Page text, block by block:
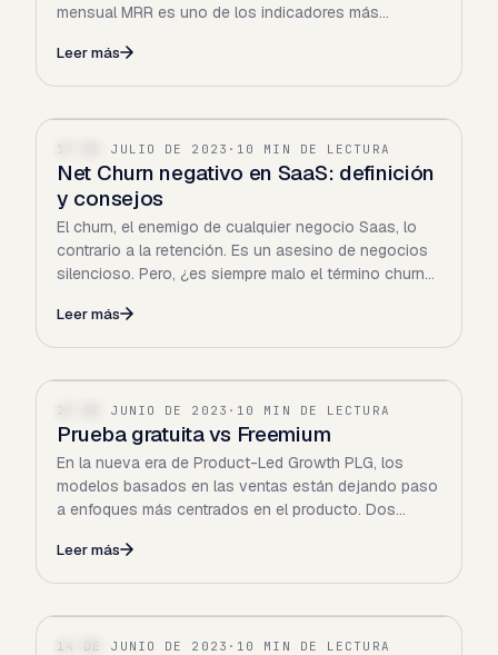
mensual MRR es uno de los indicadores más
Leer más
19 DE JULIO DE 2023 · 10 MIN DE LECTURA
Net Churn negativo en SaaS: definición
y consejos
El churn, el enemigo de cualquier negocio Saas, lo
contrario a la retención. Es un asesino de negocios
silencioso. Pero, ¿es siempre malo el término churn?
Leer más
22 DE JUNIO DE 2023 · 10 MIN DE LECTURA
Prueba gratuita vs Freemium
En la nueva era de Product-Led Growth PLG, los
modelos basados en las ventas están dejando paso
a enfoques más centrados en el producto. Dos
Leer más
SAAS
14 DE JUNIO DE 2023 · 10 MIN DE LECTURA